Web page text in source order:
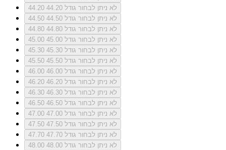
44.20
לא ניתן לבחור גודל 44.20
44.50
לא ניתן לבחור גודל 44.50
44.80
לא ניתן לבחור גודל 44.80
45.00
לא ניתן לבחור גודל 45.00
45.30
לא ניתן לבחור גודל 45.30
45.50
לא ניתן לבחור גודל 45.50
46.00
לא ניתן לבחור גודל 46.00
46.20
לא ניתן לבחור גודל 46.20
46.30
לא ניתן לבחור גודל 46.30
46.50
לא ניתן לבחור גודל 46.50
47.00
לא ניתן לבחור גודל 47.00
47.50
לא ניתן לבחור גודל 47.50
47.70
לא ניתן לבחור גודל 47.70
48.00
לא ניתן לבחור גודל 48.00